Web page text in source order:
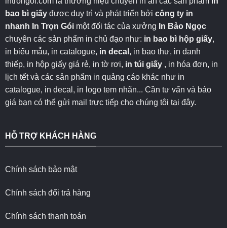
bao bì giấyđược duy trì và phát triển bởi công ty in
nhanh In Trọn Góimột đối tác của xưởng In Bảo Ngọc
chuyên các sản phẩm in chủ đạo như: in bao bì hộp giấy,
in biểu mẫu, in catalogue, in decal , in bao thư, in danh
thiếp, in hộp giấy giá rẻ, in tờ rơi, in túi giấy, in hóa đơn, in
lịch tết và các sản phẩm in quảng cáo khác như in
catalogue, in decal, in logo tem nhãn... Cần tư vấn và báo
giá bạn có thể gửi mail trực tiếp cho chúng tôi tại đây.
HỖ TRỢ KHÁCH HÀNG
Chính sách bảo mật
Chính sách đổi trả hàng
Chính sách thanh toán